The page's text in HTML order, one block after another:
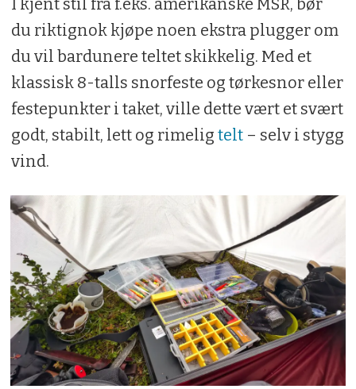
du riktignok kjøpe noen ekstra plugger om
du vil bardunere teltet skikkelig. Med et
klassisk 8-talls snorfeste og tørkesnor eller
festepunkter i taket, ville dette vært et svært
godt, stabilt, lett og rimelig telt– selv i stygg
vind.